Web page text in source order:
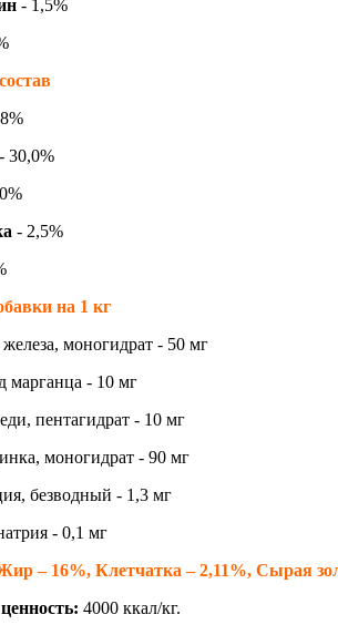
- 1,5%
- 30,0%
- 2,5%
на 1 кг
моногидрат - 50 мг
марганца - 10 мг
пентагидрат - 10 мг
моногидрат - 90 мг
безводный - 1,3 мг
- 0,1 мг
– 16%, Клетчатка – 2,11%, Сырая
4000 ккал/кг.